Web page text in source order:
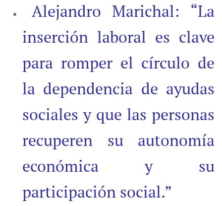
Alejandro Marichal: “La
inserción laboral es clave
para romper el círculo de
la dependencia de ayudas
sociales y que las personas
recuperen su autonomía
económica y su
participación social.”